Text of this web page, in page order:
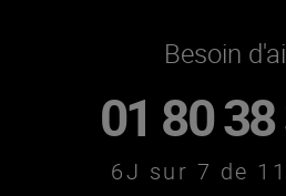
Besoin
01 80
6J sur 7 de